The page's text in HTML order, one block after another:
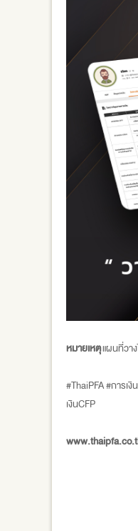
หมายเหตุแผนที่วา
#ThaiPFA #การเ
เงินCFP